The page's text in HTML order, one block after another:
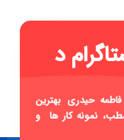
حیدری بهترین
نمونه کار ها و